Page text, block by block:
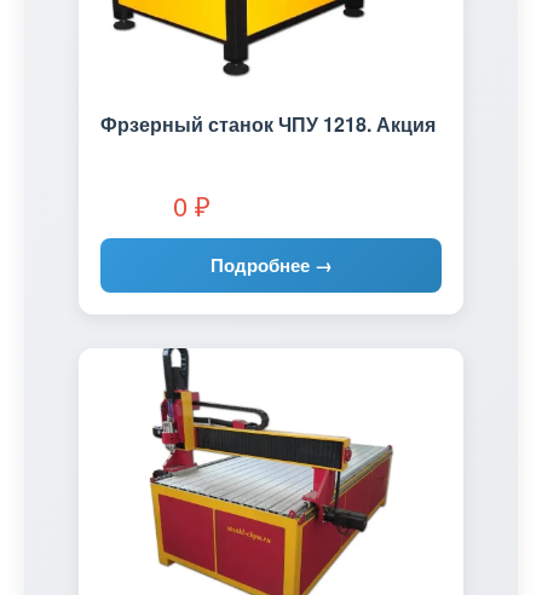
Фрзерный станок ЧПУ 1218. Акция
0 ₽
Подробнее →